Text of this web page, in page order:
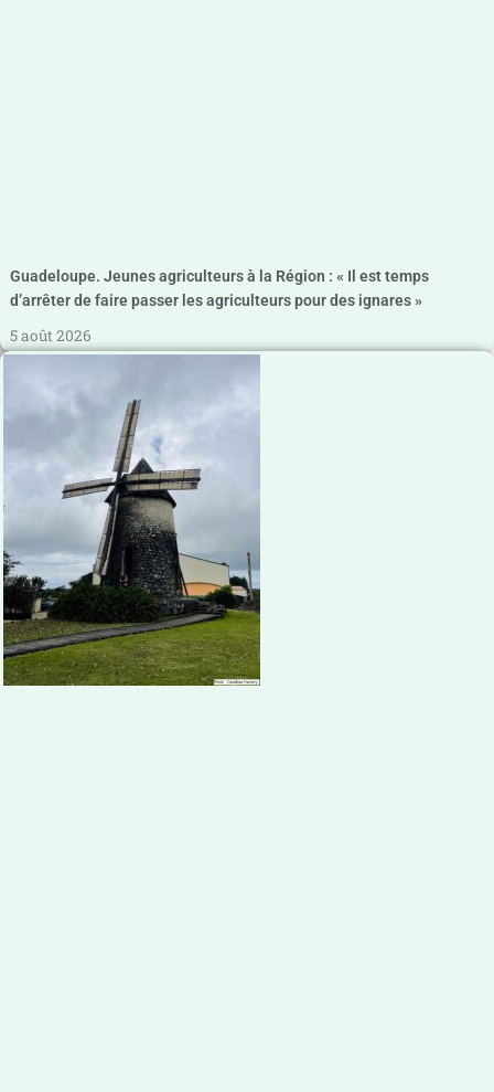
Guadeloupe. Jeunes agriculteurs à la Région : « Il est temps
d’arrêter de faire passer les agriculteurs pour des ignares »
5 août 2026